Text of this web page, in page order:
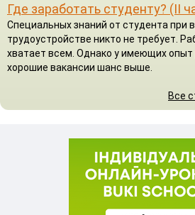
Где заработать студенту? (II
Специальных знаний от студента при
трудоустройстве никто не требует.
хватает всем. Однако у имеющих
хорошие вакансии шанс выше.
Все